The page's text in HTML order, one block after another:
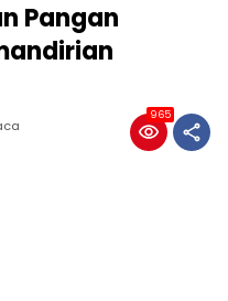
Pangan
965